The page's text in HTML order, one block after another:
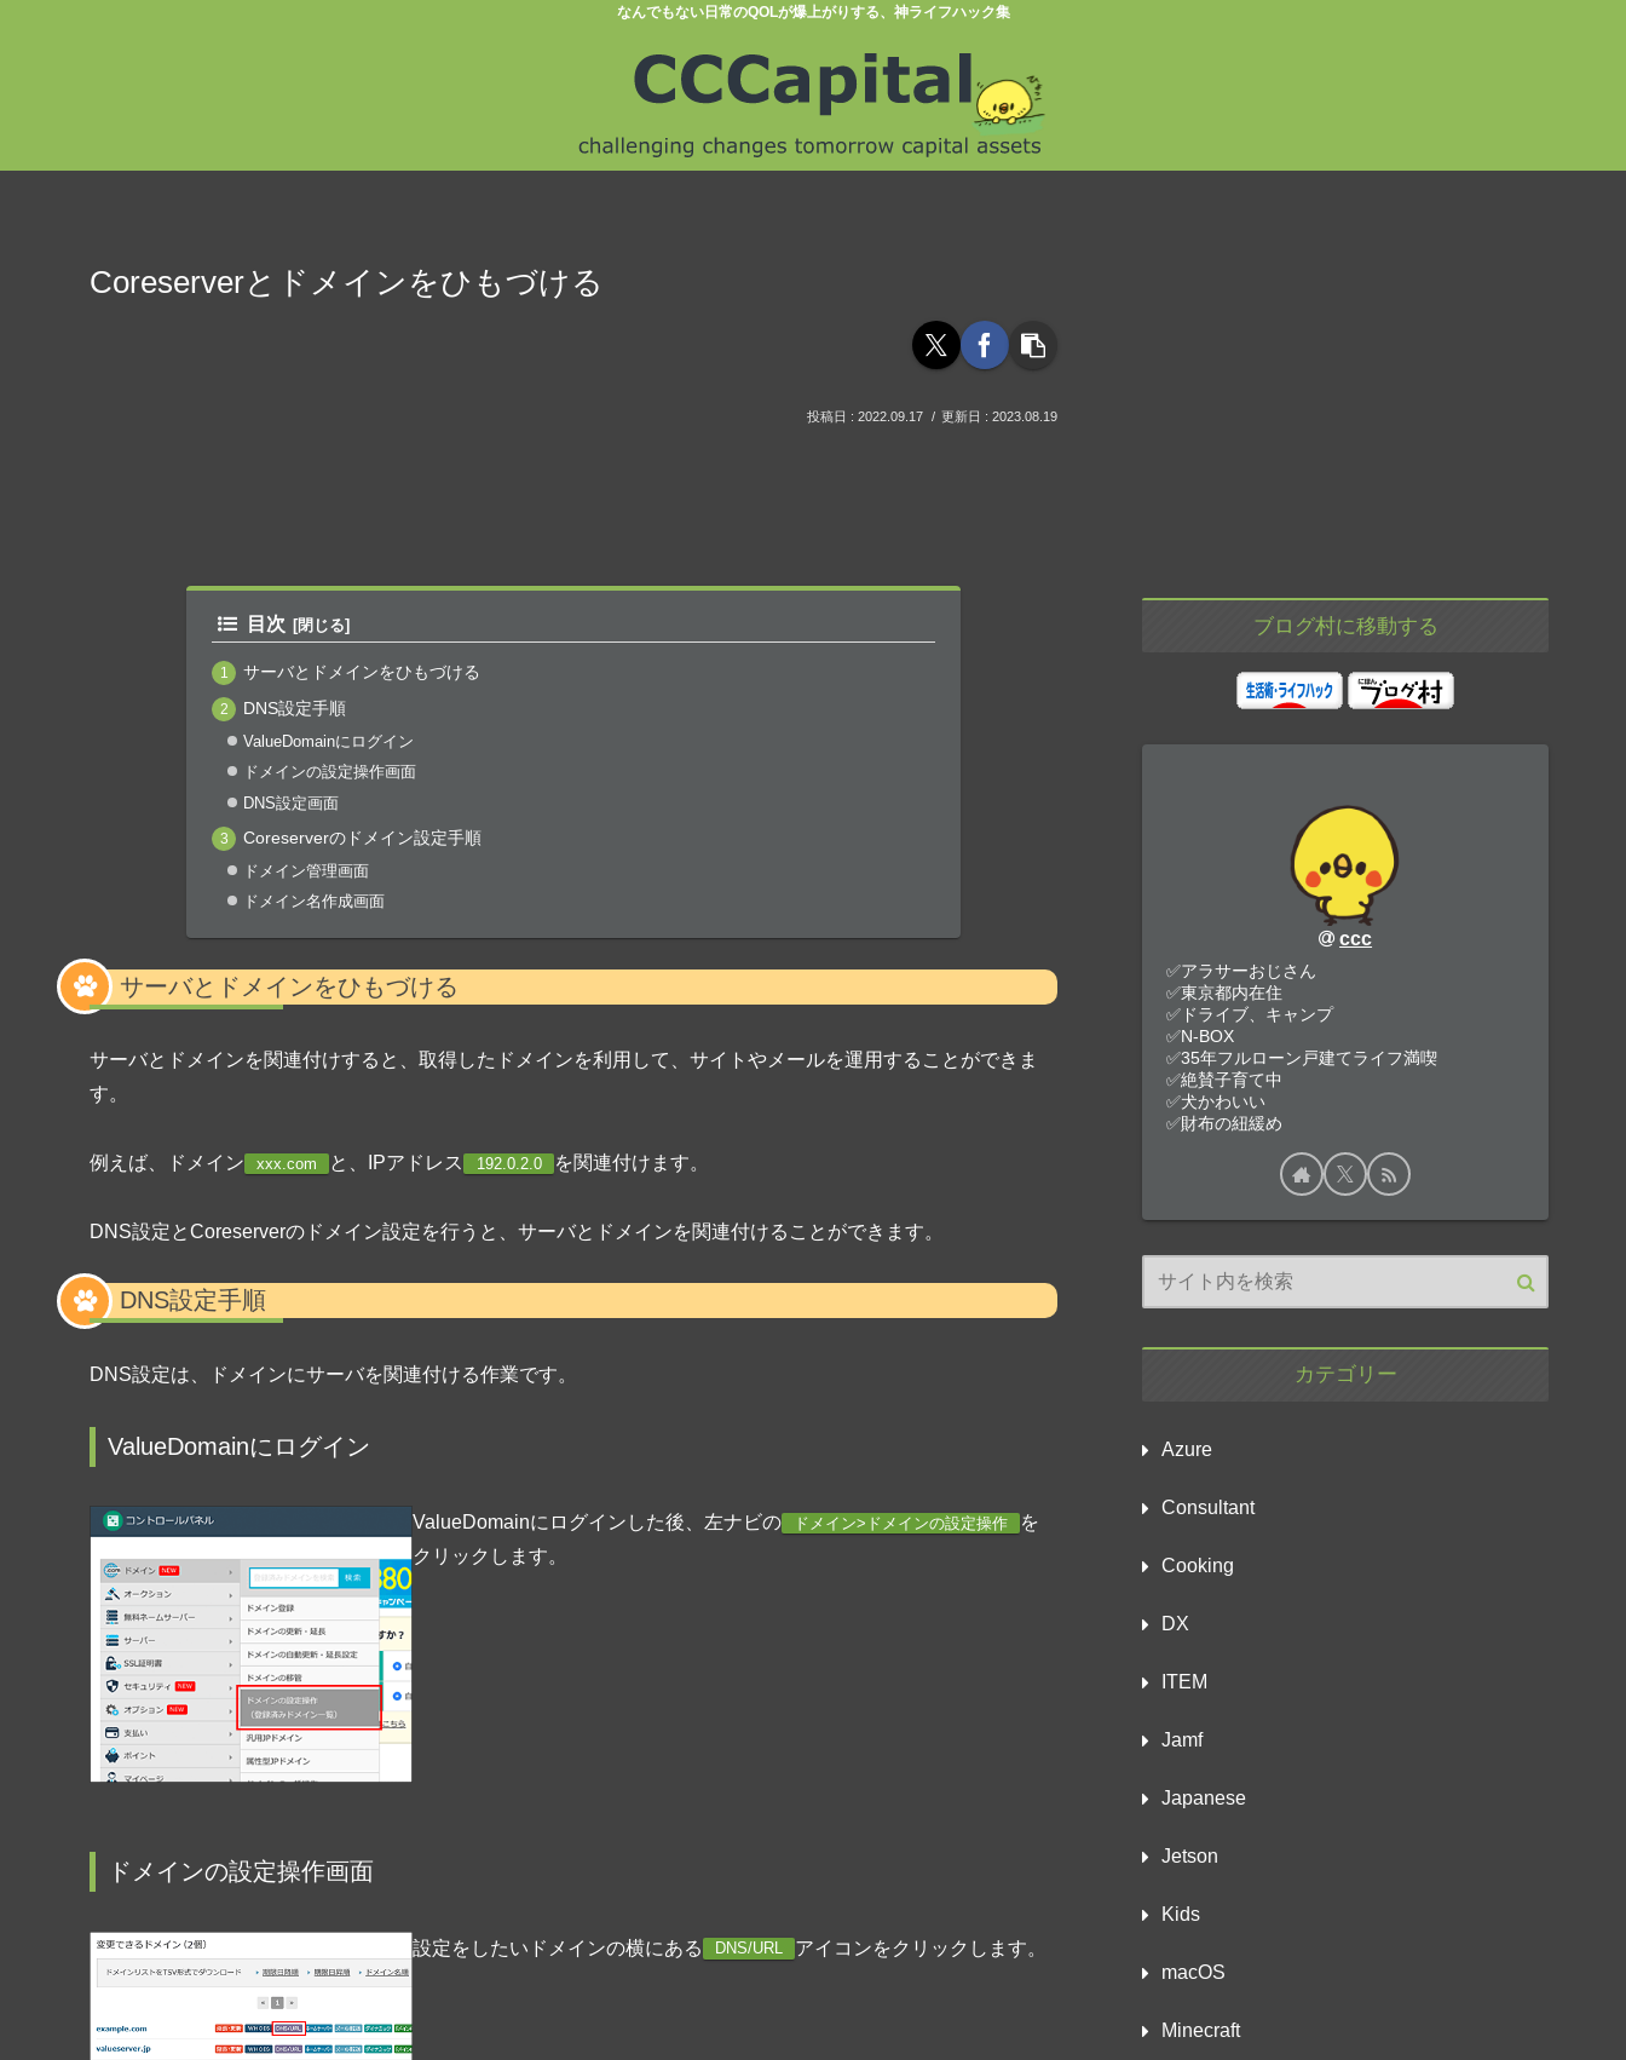
なんでもない日常のQOLが爆上がりする、神ライフハック集
Coreserverとドメインをひもづける
2022.09.17 2023.08.19
目次
サーバとドメインをひもづける
DNS設定手順
ValueDomainにログイン
ドメインの設定操作画面
DNS設定画面
Coreserverのドメイン設定手順
ドメイン管理画面
ドメイン名作成画面
サーバとドメインをひもづける
サーバとドメインを関連付けすると、取得したドメインを利用して、サイトやメールを運用することができま
す。
例えば、ドメイン xxx.com と、IPアドレス 192.0.2.0 を関連付けます。
DNS設定とCoreserverのドメイン設定を行うと、サーバとドメインを関連付けることができます。
DNS設定手順
DNS設定は、ドメインにサーバを関連付ける作業です。
ValueDomainにログイン
ValueDomainにログインした後、左ナビの ドメイン>ドメインの設定操作
を
クリックします。
ドメインの設定操作画面
設定をしたいドメインの横にある DNS/URL アイコンをクリックします。
ブログ村に移動する
ccc
✅アラサーおじさん
✅東京都内在住
✅ドライブ、キャンプ
✅N-BOX
✅35年フルローン戸建てライフ満喫
✅絶賛子育て中
✅犬かわいい
✅財布の紐緩め
カテゴリー
Azure
Consultant
Cooking
DX
ITEM
Jamf
Japanese
Jetson
Kids
macOS
Minecraft